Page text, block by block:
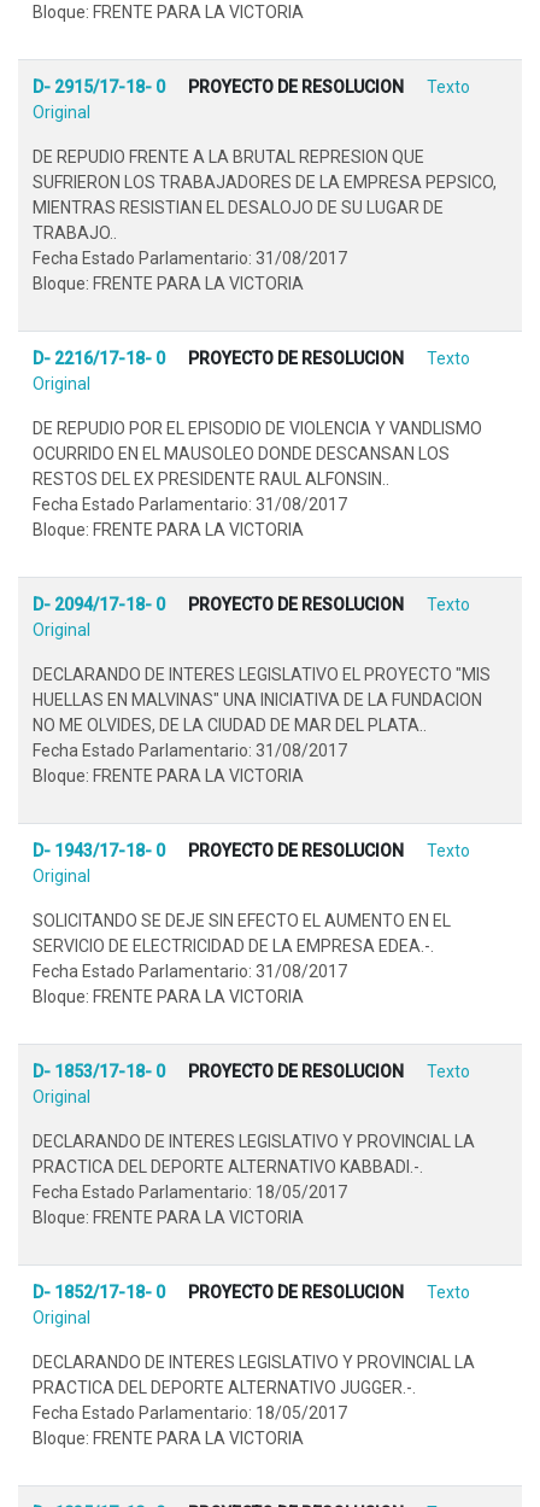
Bloque: FRENTE PARA LA VICTORIA
D- 2915/17-18- 0 PROYECTO DE RESOLUCION
Texto
Original
DE REPUDIO FRENTE A LA BRUTAL REPRESION QUE
SUFRIERON LOS TRABAJADORES DE LA EMPRESA PEPSICO,
MIENTRAS RESISTIAN EL DESALOJO DE SU LUGAR DE
TRABAJO..
Fecha Estado Parlamentario: 31/08/2017
Bloque: FRENTE PARA LA VICTORIA
D- 2216/17-18- 0 PROYECTO DE RESOLUCION
Texto
Original
DE REPUDIO POR EL EPISODIO DE VIOLENCIA Y VANDLISMO
OCURRIDO EN EL MAUSOLEO DONDE DESCANSAN LOS
RESTOS DEL EX PRESIDENTE RAUL ALFONSIN..
Fecha Estado Parlamentario: 31/08/2017
Bloque: FRENTE PARA LA VICTORIA
D- 2094/17-18- 0 PROYECTO DE RESOLUCION
Texto
Original
DECLARANDO DE INTERES LEGISLATIVO EL PROYECTO "MIS
HUELLAS EN MALVINAS" UNA INICIATIVA DE LA FUNDACION
NO ME OLVIDES, DE LA CIUDAD DE MAR DEL PLATA..
Fecha Estado Parlamentario: 31/08/2017
Bloque: FRENTE PARA LA VICTORIA
D- 1943/17-18- 0 PROYECTO DE RESOLUCION
Texto
Original
SOLICITANDO SE DEJE SIN EFECTO EL AUMENTO EN EL
SERVICIO DE ELECTRICIDAD DE LA EMPRESA EDEA.-.
Fecha Estado Parlamentario: 31/08/2017
Bloque: FRENTE PARA LA VICTORIA
D- 1853/17-18- 0 PROYECTO DE RESOLUCION
Texto
Original
DECLARANDO DE INTERES LEGISLATIVO Y PROVINCIAL LA
PRACTICA DEL DEPORTE ALTERNATIVO KABBADI.-.
Fecha Estado Parlamentario: 18/05/2017
Bloque: FRENTE PARA LA VICTORIA
D- 1852/17-18- 0 PROYECTO DE RESOLUCION
Texto
Original
DECLARANDO DE INTERES LEGISLATIVO Y PROVINCIAL LA
PRACTICA DEL DEPORTE ALTERNATIVO JUGGER.-.
Fecha Estado Parlamentario: 18/05/2017
Bloque: FRENTE PARA LA VICTORIA